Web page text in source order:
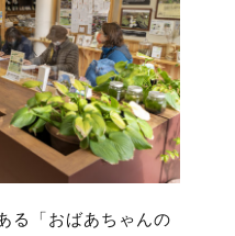
る「おばあちゃんの